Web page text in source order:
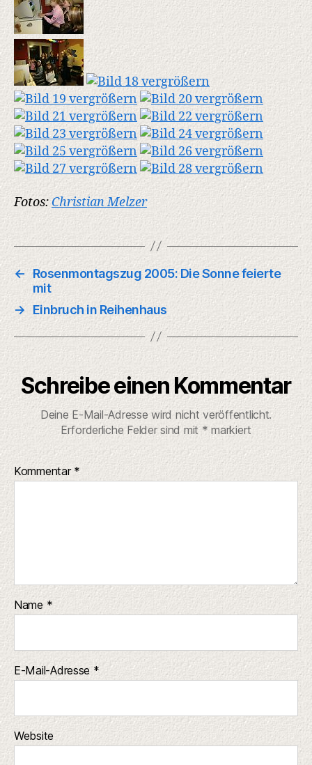
Fotos:Christian Melzer
← Rosenmontagszug 2005: Die Sonne feierte
mit
→
Einbruch in Reihenhaus
Schreibe einen Kommentar
Deine E-Mail-Adresse wird nicht veröffentlicht.
Erforderliche Felder sind mit * markiert
Kommentar *
Name *
E-Mail-Adresse *
Website